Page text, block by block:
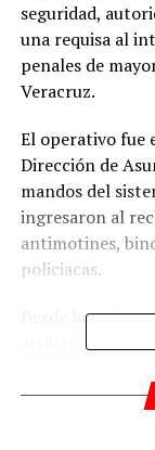
seguridad,
una requisa al
penales de
Veracruz.
El operativo fue
Dirección de
mandos del
ingresaron al
antimotines,
policiacas.
Desde las
arribar
donde se